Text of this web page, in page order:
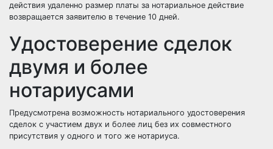
действия удаленно размер платы за нотариальное действие
возвращается заявителю в течение 10 дней.
Удостоверение сделок
двумя и более
нотариусами
Предусмотрена возможность нотариального удостоверения
сделок с участием двух и более лиц без их совместного
присутствия у одного и того же нотариуса.